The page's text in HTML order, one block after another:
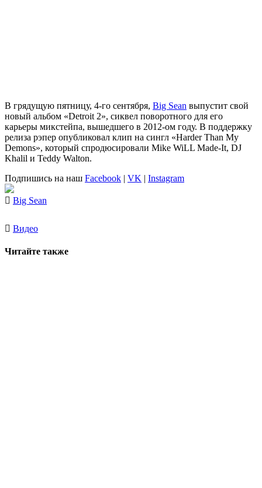
В грядущую пятницу, 4-го сентября, Big Sean выпустит свой
новый альбом «Detroit 2», сиквел поворотного для его
карьеры микстейпа, вышедшего в 2012-ом году. В поддержку
релиза рэпер опубликовал клип на сингл «Harder Than My
Demons», который спродюсировали Mike WiLL Made-It, DJ
Khalil и Teddy Walton.
Подпишись на наш Facebook | VK | Instagram
Big Sean
Видео
Читайте также